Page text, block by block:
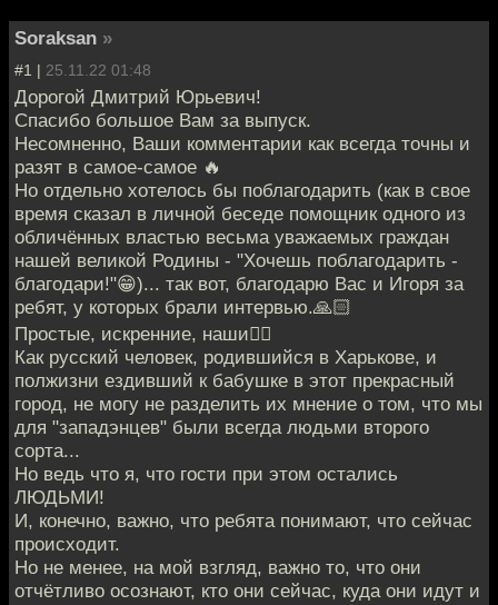
Soraksan »
#1 | 25.11.22 01:48
Дорогой Дмитрий Юрьевич!
Спасибо большое Вам за выпуск.
Несомненно, Ваши комментарии как всегда точны и
разят в самое-самое 🔥
Но отдельно хотелось бы поблагодарить (как в свое
время сказал в личной беседе помощник одного из
обличённых властью весьма уважаемых граждан
нашей великой Родины - "Хочешь поблагодарить -
благодари!"😁)... так вот, благодарю Вас и Игоря за
ребят, у которых брали интервью.🙏🏻
Простые, искренние, наши❤️‍🔥
Как русский человек, родившийся в Харькове, и
полжизни ездивший к бабушке в этот прекрасный
город, не могу не разделить их мнение о том, что мы
для "западэнцев" были всегда людьми второго
сорта...
Но ведь что я, что гости при этом остались
ЛЮДЬМИ!
И, конечно, важно, что ребята понимают, что сейчас
происходит.
Но не менее, на мой взгляд, важно то, что они
отчётливо осознают, кто они сейчас, куда они идут и